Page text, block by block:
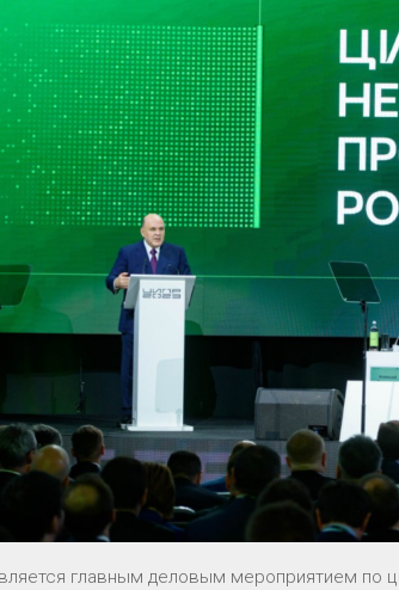
главным деловым мероприятием по